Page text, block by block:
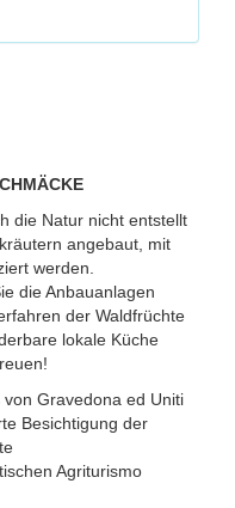
die Natur nicht entstellt
angebaut, mit
werden.
die Anbauanlagen
der Waldfrüchte
lokale Küche
Gravedona ed Uniti
Besichtigung der
Agriturismo